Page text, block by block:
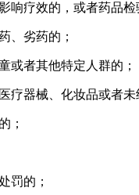
响疗效的，或者药品
、劣药的；
或者其他特定人群的；
疗器械、化妆品或者
；
罚的；